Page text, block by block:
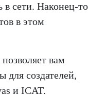
в сети. Наконец-то
в этом
вам
для создателей,
и ICAT.